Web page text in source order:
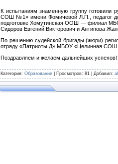
⁣К испытаниям знаменную группу готовили
СОШ №1» имени Фомичевой Л.П., педагог
подготовке Хомутинская ООШ — филиал
Сидоров Евгений Викторович и Антипова
⁣По решению судейской бригады (жюри)
отряду «Патриоты Д» МБОУ «Целинная
⁣Поздравляем и желаем дальнейших успехов!
Категория: Образование Просмотров: 81 | Добавил: